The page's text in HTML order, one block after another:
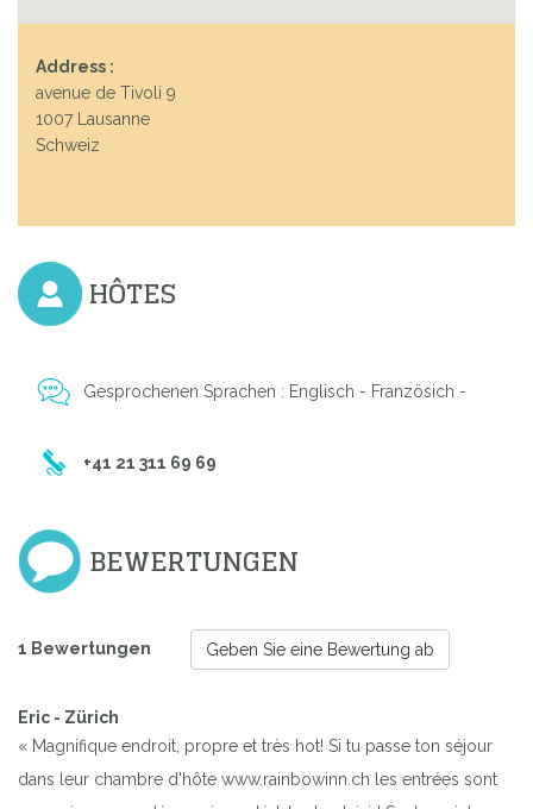
Address :
avenue de Tivoli 9
1007 Lausanne
Schweiz
HÔTES
Gesprochenen Sprachen : Englisch - Französich -
+41 21 311 69 69
BEWERTUNGEN
1 Bewertungen Geben Sie eine Bewertung ab
Eric - Zürich
« Magnifique endroit, propre et très hot! Si tu passe ton séjour
dans leur chambre d'hôte www.rainbowinn.ch les entrées sont